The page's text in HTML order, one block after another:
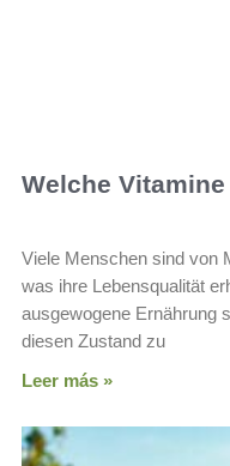
Welche
Viele Menschen sind von
was ihre Lebensqualität
ausgewogene Ernährung
diesen Zustand zu
Leer más »